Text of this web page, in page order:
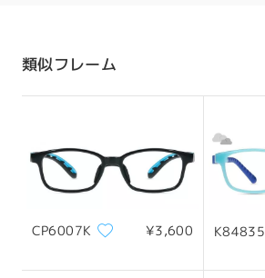
配送時間
類似フレーム
CP6007K ¥3,600 K84835